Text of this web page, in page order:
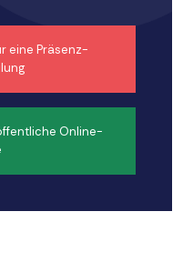
eine Präsenz-
Online-